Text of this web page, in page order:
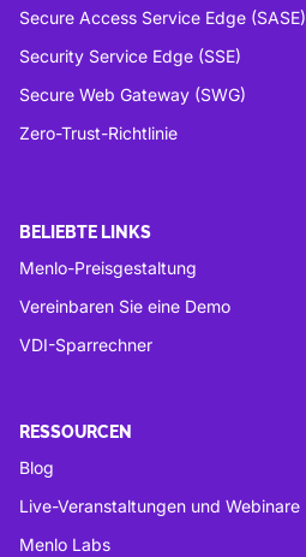
Secure Access Service Edge (SASE)
Security Service Edge (SSE)
Secure Web Gateway (SWG)
Zero-Trust-Richtlinie
BELIEBTE LINKS
Menlo-Preisgestaltung
Vereinbaren Sie eine Demo
VDI-Sparrechner
RESSOURCEN
Blog
Live-Veranstaltungen und Webinare
Menlo Labs